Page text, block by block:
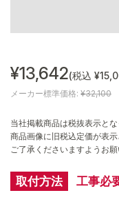
¥13,642(税込
メーカー標準価格: ¥32,100
当社掲載商品は税抜表示とな
商品画像に旧税込定価が表
ご了承くださいますようお願
取付方法 工事必